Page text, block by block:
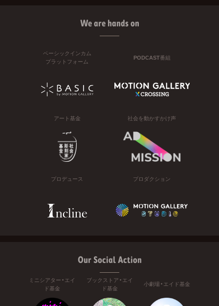
We are hands on
ベーシックインカム
プラットフォーム
PODCAST番組
アート基金 社会を動かすかけ声
プロデュース プロダクション
Our Social Action
ミニシアター・エイ
ド基金
ブックストア・エイ
ド基金
小劇場・エイド基金